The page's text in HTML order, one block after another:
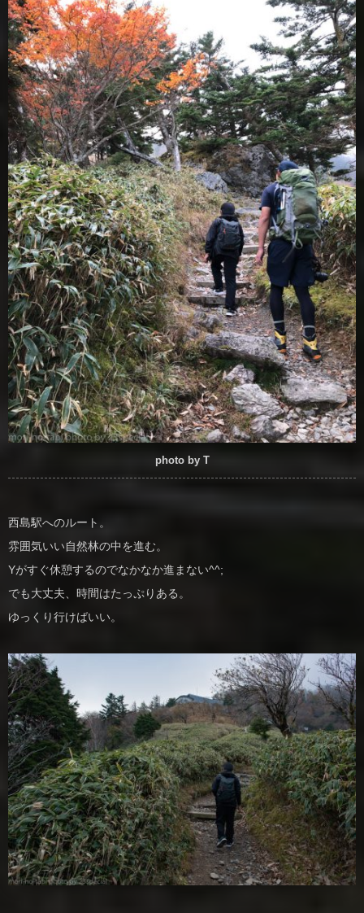
photo by T
西島駅へのルート。
雰囲気いい自然林の中を進む。
Yがすぐ休憩するのでなかなか進まない^^;
でも大丈夫、時間はたっぷりある。
ゆっくり行けばいい。